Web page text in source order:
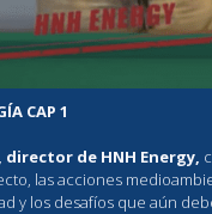
CAP 1
de HNH Energy,
las acciones
y los desafíos que aún